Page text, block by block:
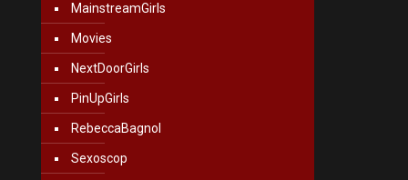
MainstreamGirls
Movies
NextDoorGirls
PinUpGirls
RebeccaBagnol
Sexoscop